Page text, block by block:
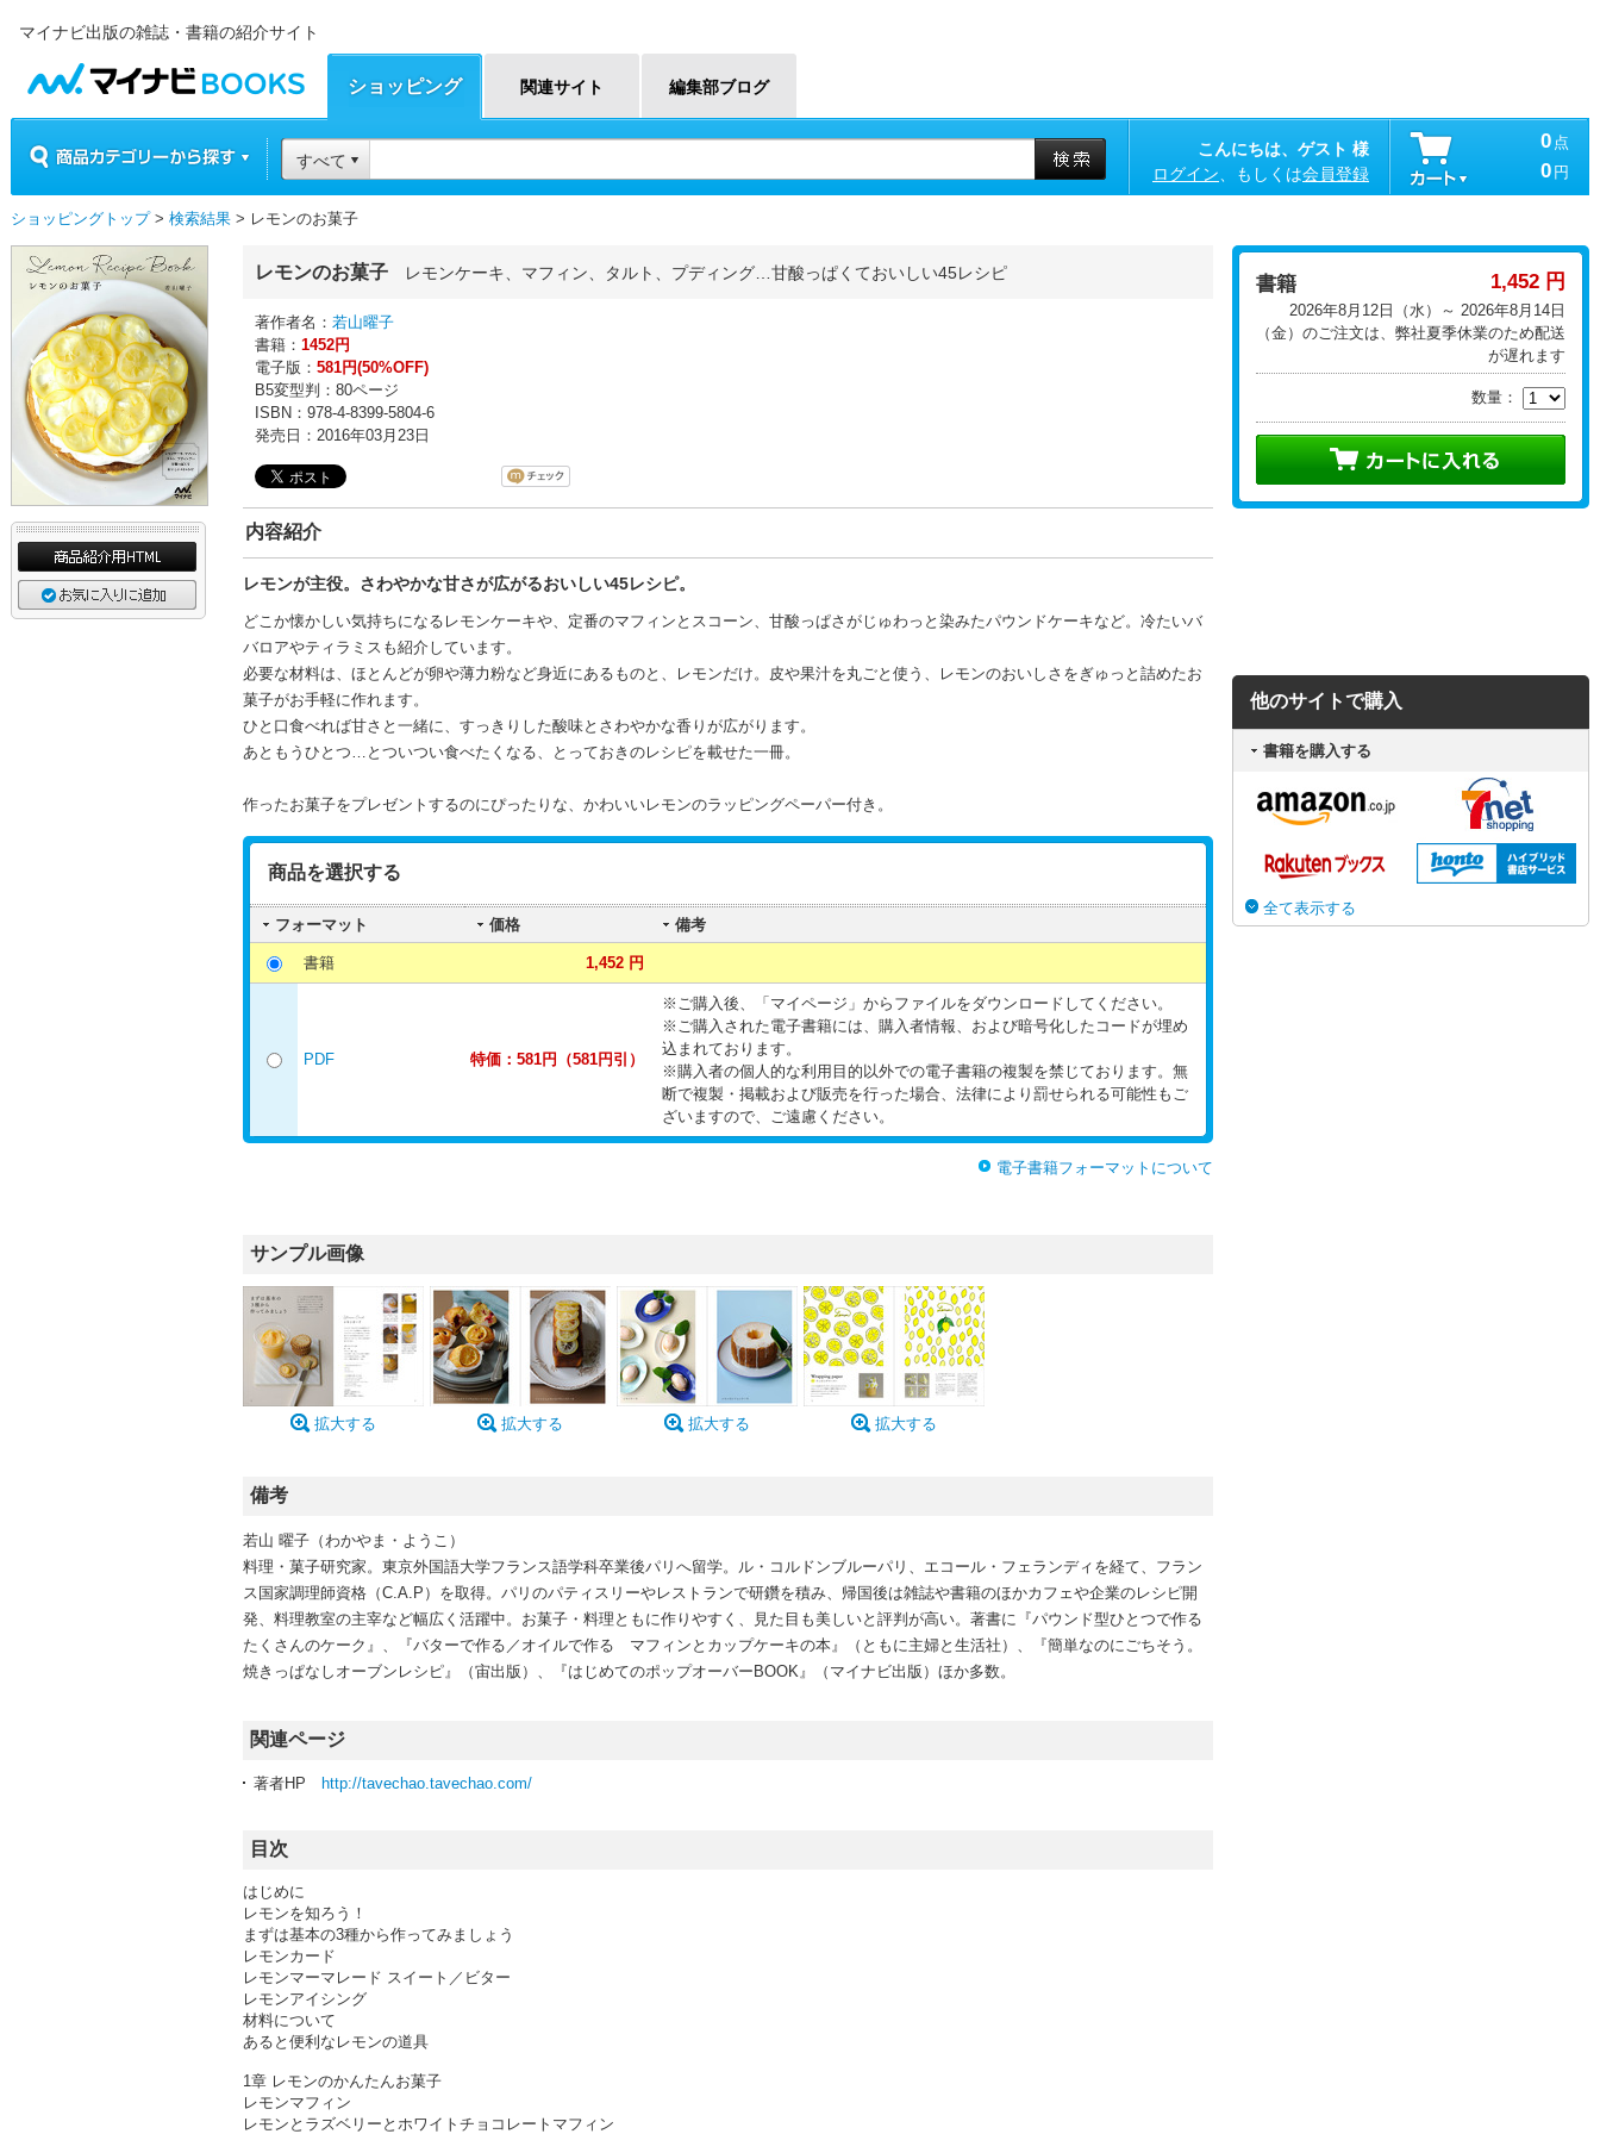
マイナビ出版の雑誌・書籍の紹介サイト
マイナビBOOKS
ショッピング 関連サイト 編集部ブログ
すべて
こんにちは、ゲスト 様
ログイン 、もしくは会員登録
0 点
0 円
ショッピングトップ> 検索結果 > レモンのお菓子
レモンのお菓子 レモンケーキ、マフィン、タルト、プディング…甘酸っぱくておいしい45レシピ
著作者名： 若山曜子
書籍： 1452円
電子版： 581円(50%OFF)
B5変型判：80ページ
ISBN：978-4-8399-5804-6
発売日：2016年03月23日
内容紹介
レモンが主役。さわやかな甘さが広がるおいしい45レシピ。
どこか懐かしい気持ちになるレモンケーキや、定番のマフィンとスコーン、甘酸っぱさがじゅわっと染みたパウンドケーキなど。冷たいバ
バロアやティラミスも紹介しています。
必要な材料は、ほとんどが卵や薄力粉など身近にあるものと、レモンだけ。皮や果汁を丸ごと使う、レモンのおいしさをぎゅっと詰めたお
菓子がお手軽に作れます。
ひと口食べれば甘さと一緒に、すっきりした酸味とさわやかな香りが広がります。
あともうひとつ…とついつい食べたくなる、とっておきのレシピを載せた一冊。
作ったお菓子をプレゼントするのにぴったりな、かわいいレモンのラッピングペーパー付き。
商品を選択する
フォーマット 価格 備考
書籍 1,452 円
PDF 特価：581円（581円引）
※ご購入後、「マイページ」からファイルをダウンロードしてください。
※ご購入された電子書籍には、購入者情報、および暗号化したコードが埋め
込まれております。
※購入者の個人的な利用目的以外での電子書籍の複製を禁じております。無
断で複製・掲載および販売を行った場合、法律により罰せられる可能性もご
ざいますので、ご遠慮ください。
電子書籍フォーマットについて
サンプル画像
拡大する 拡大する 拡大する 拡大する
備考
若山 曜子（わかやま・ようこ）
料理・菓子研究家。東京外国語大学フランス語学科卒業後パリへ留学。ル・コルドンブルーパリ、エコール・フェランディを経て、フラン
ス国家調理師資格（C.A.P）を取得。パリのパティスリーやレストランで研鑽を積み、帰国後は雑誌や書籍のほかカフェや企業のレシピ開
発、料理教室の主宰など幅広く活躍中。お菓子・料理ともに作りやすく、見た目も美しいと評判が高い。著書に『パウンド型ひとつで作る
たくさんのケーク』、『バターで作る／オイルで作る マフィンとカップケーキの本』（ともに主婦と生活社）、『簡単なのにごちそう。
焼きっぱなしオーブンレシピ』（宙出版）、『はじめてのポップオーバーBOOK』（マイナビ出版）ほか多数。
関連ページ
著者HP http://tavechao.tavechao.com/
目次
はじめに
レモンを知ろう！
まずは基本の3種から作ってみましょう
レモンカード
レモンマーマレード スイート／ビター
レモンアイシング
材料について
あると便利なレモンの道具
1章 レモンのかんたんお菓子
レモンマフィン
レモンとラズベリーとホワイトチョコレートマフィン
書籍 1,452 円
2026年8月12日（水）～ 2026年8月14日
（金）のご注文は、弊社夏季休業のため配送
が遅れます
数量：
他のサイトで購入
書籍を購入する
全て表示する